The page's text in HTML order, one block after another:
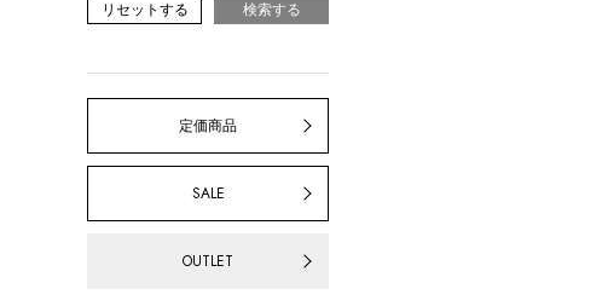
リセットする 検索する
定価商品
SALE
OUTLET